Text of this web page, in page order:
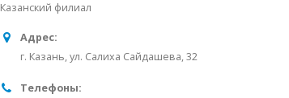
Казанский филиал
Адрес:
г. Казань, ул. Салиха Сайдашева, 32
Телефоны: